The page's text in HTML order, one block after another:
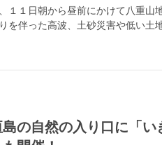
１１日朝から昼前にかけて八重
を伴った高波、土砂災害や低い
島の自然の入り口に「